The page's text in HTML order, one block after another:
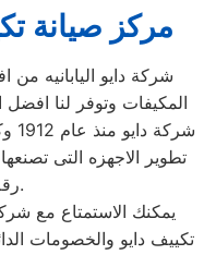
مركز صيانة
شركة دايو اليابانيه
المكيفات وتوفر لنا افضل
تطوير الاجهزه التى
رقم 1 في السوق.
يمكنك الاستمتاع مع